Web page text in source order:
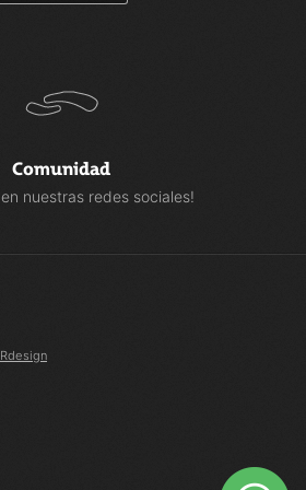
Comunidad
en nuestras redes sociales!